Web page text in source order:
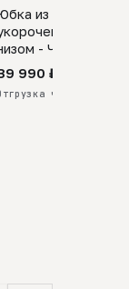
ПРЕДЗАКАЗ
из
с
- Черный
990 ₽
через 25 дней